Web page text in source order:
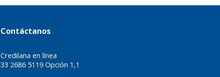
Contáctanos
Credilana en línea
33 2686 5119 Opción 1,1